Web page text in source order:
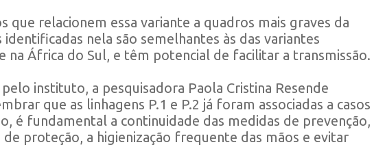
que relacionem essa variante a quadros mais graves da
nela são semelhantes às das variantes
na África do Sul, e têm potencial de facilitar a transmissão.
instituto, a pesquisadora Paola Cristina Resende
que as linhagens P.1 e P.2 já foram associadas a casos
é fundamental a continuidade das medidas de prevenção,
proteção, a higienização frequente das mãos e evitar